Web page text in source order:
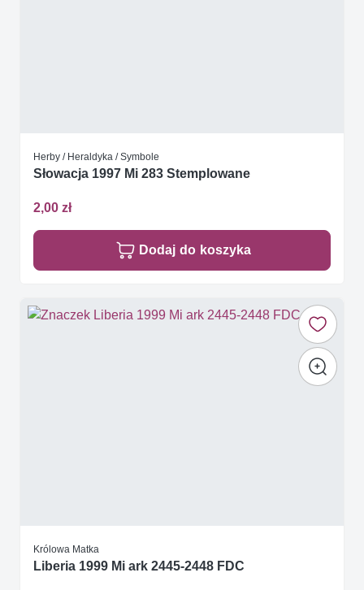
Herby / Heraldyka / Symbole
Słowacja 1997 Mi 283 Stemplowane
2,00 zł
Dodaj do koszyka
Królowa Matka
Liberia 1999 Mi ark 2445-2448 FDC